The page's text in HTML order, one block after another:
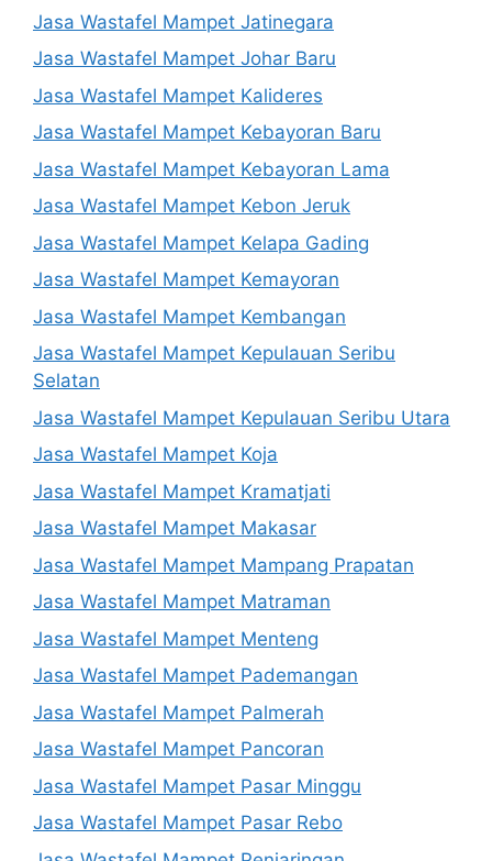
Jasa Wastafel Mampet Jatinegara
Jasa Wastafel Mampet Johar Baru
Jasa Wastafel Mampet Kalideres
Jasa Wastafel Mampet Kebayoran Baru
Jasa Wastafel Mampet Kebayoran Lama
Jasa Wastafel Mampet Kebon Jeruk
Jasa Wastafel Mampet Kelapa Gading
Jasa Wastafel Mampet Kemayoran
Jasa Wastafel Mampet Kembangan
Jasa Wastafel Mampet Kepulauan Seribu
Selatan
Jasa Wastafel Mampet Kepulauan Seribu Utara
Jasa Wastafel Mampet Koja
Jasa Wastafel Mampet Kramatjati
Jasa Wastafel Mampet Makasar
Jasa Wastafel Mampet Mampang Prapatan
Jasa Wastafel Mampet Matraman
Jasa Wastafel Mampet Menteng
Jasa Wastafel Mampet Pademangan
Jasa Wastafel Mampet Palmerah
Jasa Wastafel Mampet Pancoran
Jasa Wastafel Mampet Pasar Minggu
Jasa Wastafel Mampet Pasar Rebo